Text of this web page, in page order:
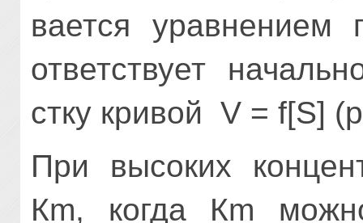
вается
ответствует
стку кривой V = f[S]
При высоких
Кm, когда Кm